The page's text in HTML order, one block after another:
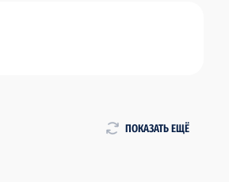
ПОКАЗАТЬ ЕЩЁ